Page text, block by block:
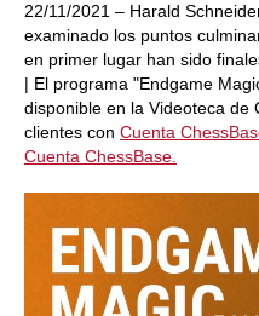
22/11/2021 – Harald
examinado los puntos
en primer lugar han sido
| El programa "Endgame
disponible en la Videoteca de
clientes con Cuenta
Cuenta ChessBase.